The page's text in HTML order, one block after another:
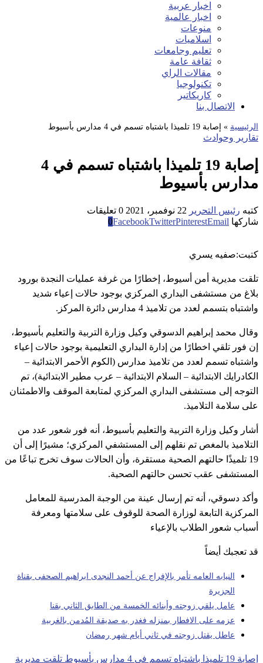
اخبار عربية
اخبار عالمية
منوعات
اسلاميات
تعليم وجامعات
ثقافة عامة
مقالات الراي
تكنولوجيا
كاريكاتير
الاتصال بنا
الرئيسية » إصابة 19 تلميذا باشتباه تسمم في 4 مدارس بأسيوط
تقارير وحوادث
إصابة 19 تلميذا باشتباه تسمم في 4
مدارس بأسيوط
كتبه رئيس التحرير 22 نوفمبر، 2021
0 تعليقات
شاركها
0FacebookTwitterPinterestEmail
كتبت:صفيه يسري
تلقت مديرية أمن أسيوط، إخطارًا من غرفة عمليات النجدة بورود
بلاغ من مستشفى البداري المركزي بوجود حالات إعياء شديد
واشتباه بتسمم لعدد من تلاميذ 4 مدارس دائرة المركز.
وقال محمد إبراهيم الدسوقي وكيل وزارة التربية والتعليم بأسيوط،
إن فور تلقي اخطارًا من إدارة البداري التعليمية بوجود حالات إعياء
واشتباه تسمم لعدد من تلاميذ مدارس (الكوم الأحمر الابتدائية –
الكادرايك الابتدائية – السلام الابتدائية – عرب مطير الابتدائية)، تم
التوجه إلى مستشفى البداري المركزي لمتابعة الموقف والاطمئنان
على سلامة التلاميذ.
أشار وكيل وزارة التربية والتعليم بأسيوط، أنه فور شعور عدد من
التلاميذ بالمغص تم نقلهم إلى المستشفي المركزي؛ مشيرًا إلى أن
19 تلميذًا حالتهم الصحية مستقرة، وأن الحالات سوف تخرج تباعًا من
المستشفى عقب تحسن حالتهم الصحية.
وأكد دسوقي، أنه تم إرسال عينة من الوجبة المدرسية للمعامل
المركزية التابعة لوزارة الصحة للوقوف على سلامتها ومعرفة
أسباب شعور الطلاب بالإعياء
قد تعجبك أيضاً
النيابه العامه تأمر بالإفراج عن أحمد النجدى ابراهيم الصحفى بقناة
الجزيرة
عامل يلقي زوجته وأبنائه الخمسة من الطابق الثاني بقنا
عزمه على الافطار بمنزله فغدر به صديقة المُدمن بالغربية
عاطل يقتل زوجته في ثاني أيام شهر رمضان
إصابة 19 تلميذا باشتباه تسمم في 4 مدارس بأسيوط تلقت مديرية